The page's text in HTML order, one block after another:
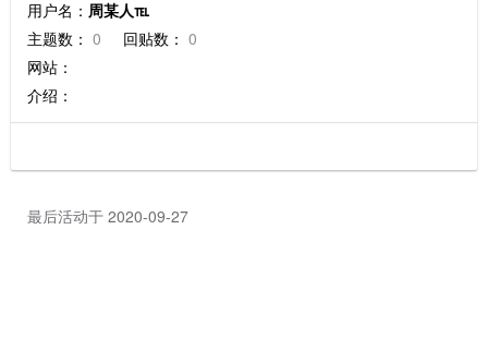
用户名： 周某人℡
主题数： 0 回贴数： 0
网站：
介绍：
最后活动于 2020-09-27